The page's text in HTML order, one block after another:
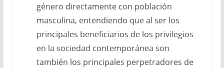
género directamente con población
masculina, entendiendo que al ser los
principales beneficiarios de los privilegios
en la sociedad contemporánea son
también los principales perpetradores de